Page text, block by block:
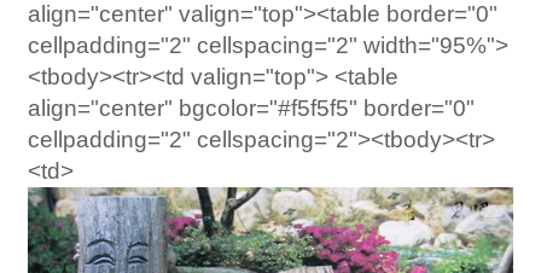
align="center" valign="top"><table border="0"
cellpadding="2" cellspacing="2" width="95%">
<tbody><tr><td valign="top"> <table
align="center" bgcolor="#f5f5f5" border="0"
cellpadding="2" cellspacing="2"><tbody><tr>
<td>